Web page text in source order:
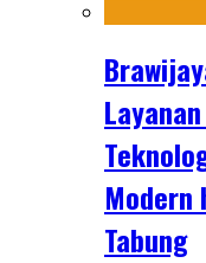
Modern
Tabung